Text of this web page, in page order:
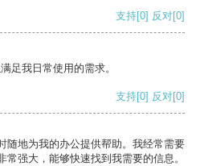
支持[0] 反对[0]
足我日常使用的需求。
支持[0] 反对[0]
随地为我的办公提供帮助。我经常需要
强大，能够快速找到我需要的信息。